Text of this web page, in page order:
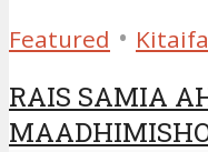
Featured • Kitaifa
RAIS SAMIA